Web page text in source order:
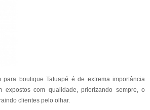
para boutique Tatuapé é de extrema importância
expostos com qualidade, priorizando sempre, o
clientes pelo olhar.